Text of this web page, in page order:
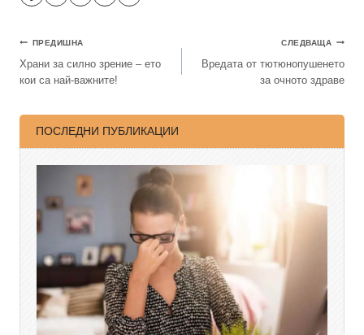
ПРЕДИШНА
Храни за силно зрение – ето
кои са най-важните!
СЛЕДВАЩА
Вредата от тютюнопушенето
за очното здраве
ПОСЛЕДНИ ПУБЛИКАЦИИ